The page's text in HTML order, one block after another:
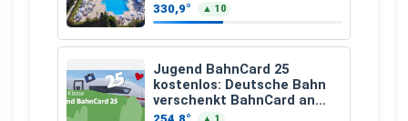
330,9° ▲ 10
Jugend BahnCard 25
kostenlos: Deutsche Bahn
verschenkt BahnCard an
Kinder und Jugendliche